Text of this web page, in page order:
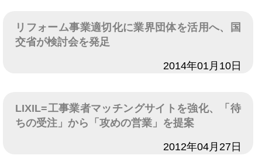
リフォーム事業適切化に業界団体を活用へ、国
交省が検討会を発足
2014年01月10日
LIXIL=工事業者マッチングサイトを強化、「待
ちの受注」から「攻めの営業」を提案
2012年04月27日